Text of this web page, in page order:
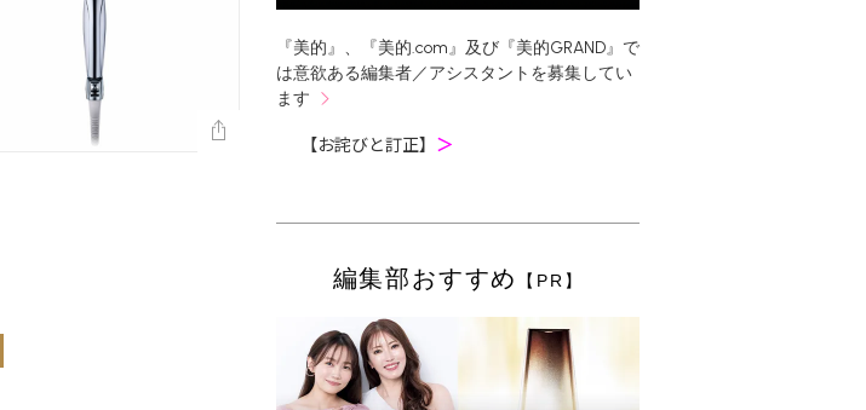
『美的』、『美的.com』及び『美的GRAND』で
は意欲ある編集者／アシスタントを募集してい
ます
【お詫びと訂正】 ＞
編集部おすすめ 【PR】